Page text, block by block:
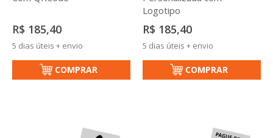
R$ 185,40
5 dias úteis + envio
COMPRAR
Logotipo
R$ 185,40
5 dias úteis + envio
COMPRAR